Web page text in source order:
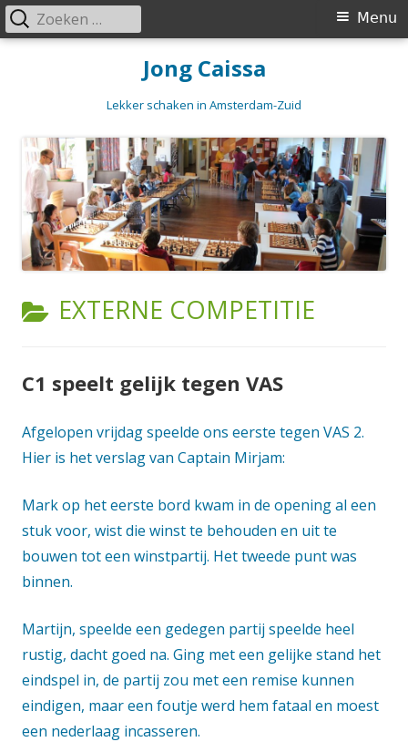
Jong Caissa
Lekker schaken in Amsterdam-Zuid
Primair
Menu
Zoeken
naar:
CATEGORIE:
EXTERNE COMPETITIE
C1 speelt gelijk tegen VAS
Afgelopen vrijdag speelde ons eerste tegen VAS 2.
Hier is het verslag van Captain Mirjam:
Mark op het eerste bord kwam in de opening al een
stuk voor, wist die winst te behouden en uit te
bouwen tot een winstpartij. Het tweede punt was
binnen.
Martijn, speelde een gedegen partij speelde heel
rustig, dacht goed na. Ging met een gelijke stand het
eindspel in, de partij zou met een remise kunnen
eindigen, maar een foutje werd hem fataal en moest
een nederlaag incasseren.